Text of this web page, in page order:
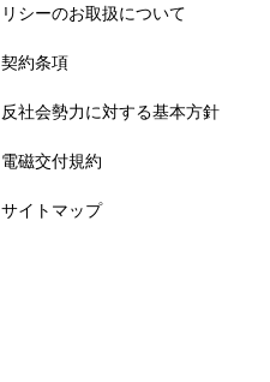
リシーのお取扱について
契約条項
反社会勢力に対する基本方針
電磁交付規約
サイトマップ